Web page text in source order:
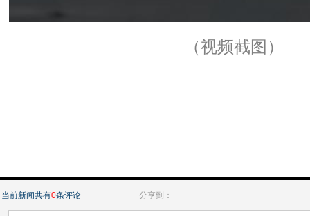
（视频截图）
当前新闻共有0条评论 分享到：